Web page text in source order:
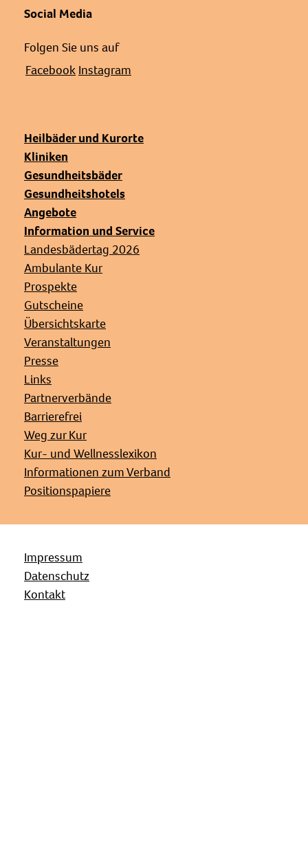
Social Media
Folgen Sie uns auf
Facebook Instagram
Heilbäder und Kurorte
Kliniken
Gesundheitsbäder
Gesundheitshotels
Angebote
Information und Service
Landesbädertag 2026
Ambulante Kur
Prospekte
Gutscheine
Übersichtskarte
Veranstaltungen
Presse
Links
Partnerverbände
Barrierefrei
Weg zur Kur
Kur- und Wellnesslexikon
Informationen zum Verband
Positionspapiere
Impressum
Datenschutz
Kontakt